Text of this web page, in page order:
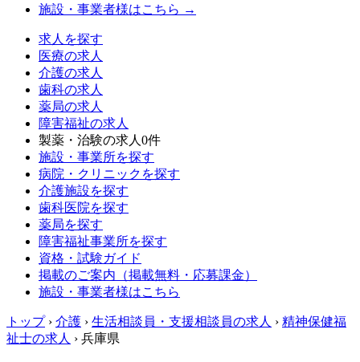
施設・事業者様はこちら →
求人を探す
医療の求人
介護の求人
歯科の求人
薬局の求人
障害福祉の求人
製薬・治験の求人 0件
施設・事業所を探す
病院・クリニックを探す
介護施設を探す
歯科医院を探す
薬局を探す
障害福祉事業所を探す
資格・試験ガイド
掲載のご案内（掲載無料・応募課金）
施設・事業者様はこちら
トップ › 介護 › 生活相談員・支援相談員の求人 › 精神保健福
祉士の求人 › 兵庫県